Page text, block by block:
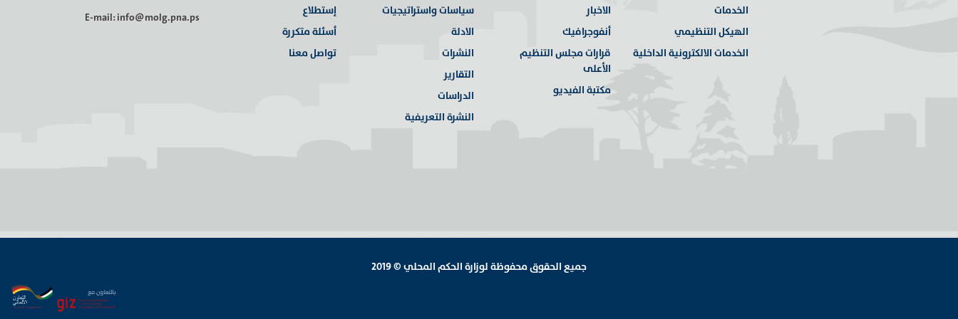
الخدمات
الهيكل التنظيمي
الخدمات الالكترونية الداخلية
الاخبار
أنفوجرافيك
قرارات مجلس التنظيم
الأعلى
مكتبة الفيديو
سياسات واستراتيجيات
الادلة
النشرات
التقارير
الدراسات
النشرة التعريفية
إستطلاع
أسئلة متكررة
تواصل معنا
E-mail: info@molg.pna.ps
جميع الحقوق محفوظة لوزارة الحكم المحلي © 2019